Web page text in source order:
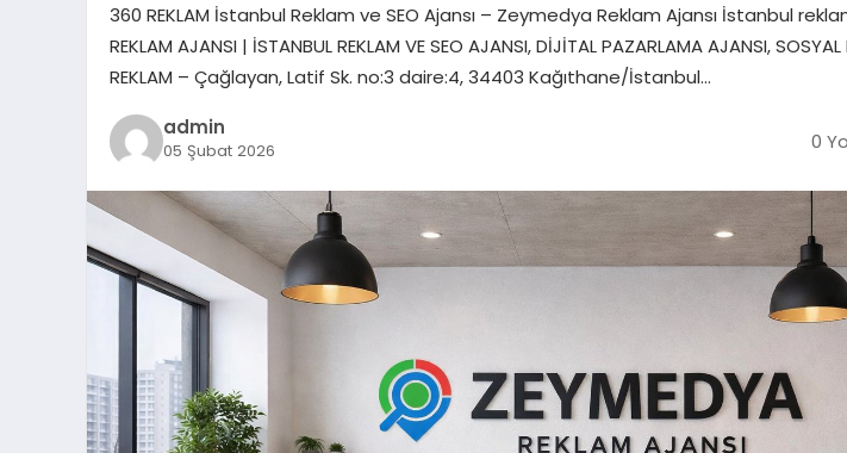
360 REKLAM İstanbul Reklam ve SEO Ajansı – Zeymedya Reklam Ajansı İstanbul
REKLAM AJANSI | İSTANBUL REKLAM VE SEO AJANSI, DİJİTAL PAZARLAMA AJANSI,
REKLAM – Çağlayan, Latif Sk. no:3 daire:4, 34403 Kağıthane/İstanbul…
admin
05 Şubat 2026 0